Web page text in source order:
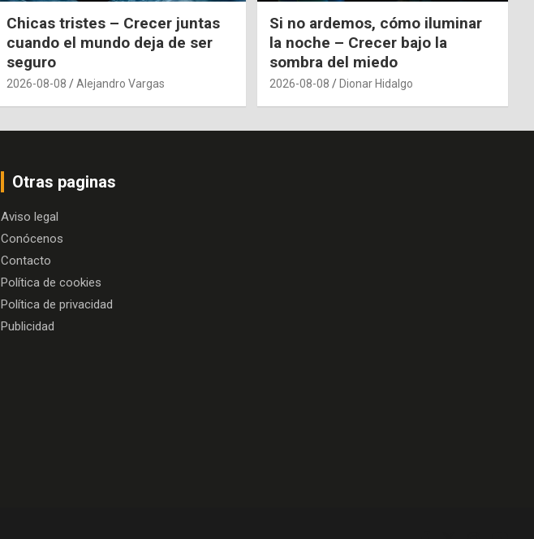
Chicas tristes – Crecer juntas
cuando el mundo deja de ser
seguro
2026-08-08 Alejandro Vargas
Si no ardemos, cómo iluminar
la noche – Crecer bajo la
sombra del miedo
2026-08-08 Dionar Hidalgo
Otras paginas
Aviso legal
Conócenos
Contacto
Política de cookies
Política de privacidad
Publicidad